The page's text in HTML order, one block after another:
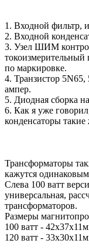
1. Входной фильтр,
2. Входной
3. Узел ШИМ
токоизмерительный
по маркировке.
4. Транзистор
ампер.
5. Диодная сборка
6. Как я уже
конденсаторы
Трансформаторы
кажутся
Слева 100 ватт
универсальная,
трансформаторов.
Размеры
100 ватт -
120 ватт -